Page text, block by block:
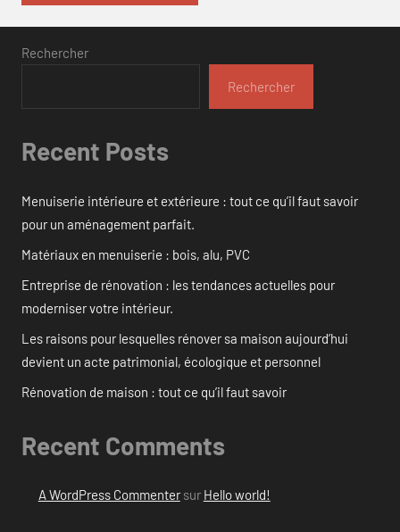
Rechercher
Rechercher
Recent Posts
Menuiserie intérieure et extérieure : tout ce qu’il faut savoir
pour un aménagement parfait.
Matériaux en menuiserie : bois, alu, PVC
Entreprise de rénovation : les tendances actuelles pour
moderniser votre intérieur.
Les raisons pour lesquelles rénover sa maison aujourd’hui
devient un acte patrimonial, écologique et personnel
Rénovation de maison : tout ce qu’il faut savoir
Recent Comments
A WordPress Commentersur Hello world!